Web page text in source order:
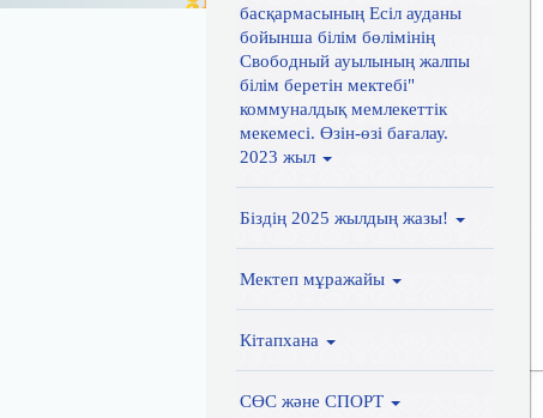
басқармасының Есіл ауданы
бойынша білім бөлімінің
Свободный ауылының жалпы
білім беретін мектебі"
коммуналдық мемлекеттік
мекемесі. Өзін-өзі бағалау.
2023 жыл
Біздің 2025 жылдың жазы!
Мектеп мұражайы
Кітапхана
СӨС және СПОРТ